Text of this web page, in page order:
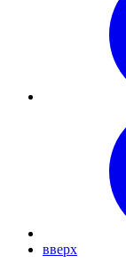
вверх